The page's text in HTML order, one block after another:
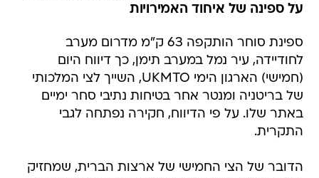
על ספינה של איחוד האמירויות
ספינת סוחר הותקפה 63 ק"מ מדרום מערב
לחודיידה, עיר נמל במערב תימן, כך דיווח היום
(חמישי) הארגון הימי UKMTO, השייך לצי המלכותי
של בריטניה ומנטר אחר בטיחות נתיבי סחר ימיים
באתר שלו. על פי הדיווח, חקירה נפתחה לגבי
התקרית.
הדובר של הצי החמישי של ארצות הברית, שמחזיק